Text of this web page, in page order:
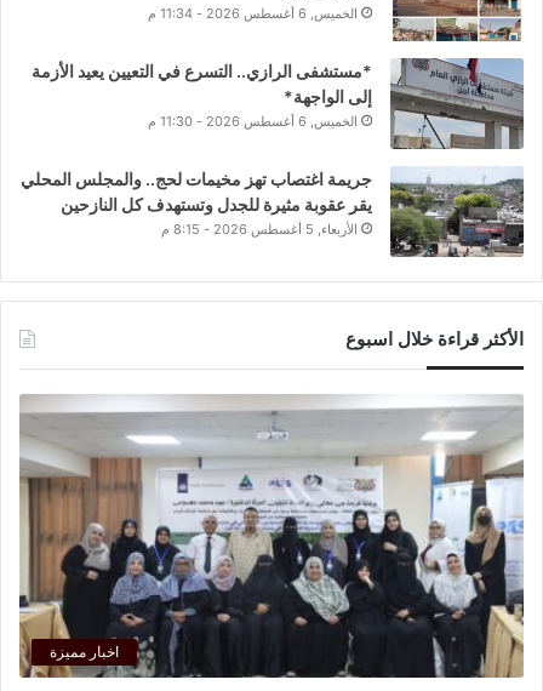
الخميس, 6 أغسطس 2026 - 11:34 م
*مستشفى الرازي.. التسرع في التعيين يعيد الأزمة
إلى الواجهة*
الخميس, 6 أغسطس 2026 - 11:30 م
جريمة اغتصاب تهز مخيمات لحج.. والمجلس المحلي
يقر عقوبة مثيرة للجدل وتستهدف كل النازحين
الأربعاء, 5 أغسطس 2026 - 8:15 م
الأكثر قراءة خلال اسبوع
اخبار مميزة